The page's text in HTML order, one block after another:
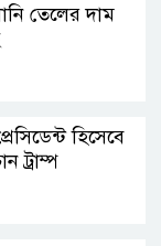
তেলের দাম
হিসেবে
ট্রাম্প